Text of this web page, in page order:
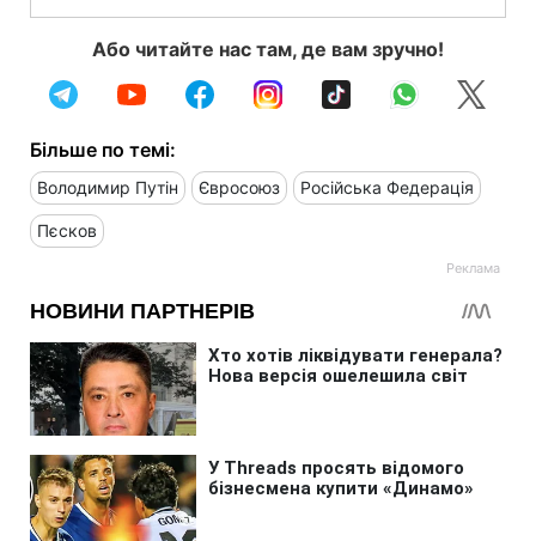
Або читайте нас там, де вам зручно!
Більше по темі:
Володимир Путін Євросоюз Російська Федерація
Пєсков